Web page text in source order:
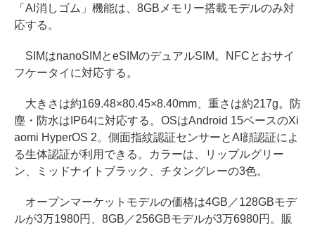
「AI消しゴム」機能は、8GBメモリー搭載モデルのみ対
応する。
SIMはnanoSIMとeSIMのデュアルSIM。NFCとおサイ
フケータイに対応する。
大きさは約169.48×80.45×8.40mm、重さは約217g。防
塵・防水はIP64に対応する。OSはAndroid 15ベースのXi
aomi HyperOS 2。側面指紋認証センサーとAI顔認証によ
る生体認証が利用できる。カラーは、リップルグリー
ン、ミッドナイトブラック、チタングレーの3色。
オープンマーケットモデルの価格は4GB／128GBモデ
ルが3万1980円、8GB／256GBモデルが3万6980円。販